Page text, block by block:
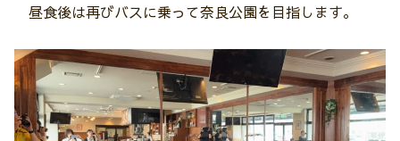
昼食後は再びバスに乗って奈良公園を目指します。